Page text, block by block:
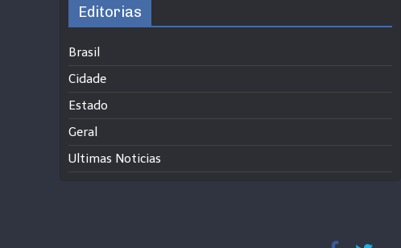
Editorias
Brasil
Cidade
Estado
Geral
Ultimas Noticias